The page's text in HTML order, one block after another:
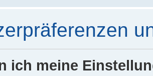
ich meine